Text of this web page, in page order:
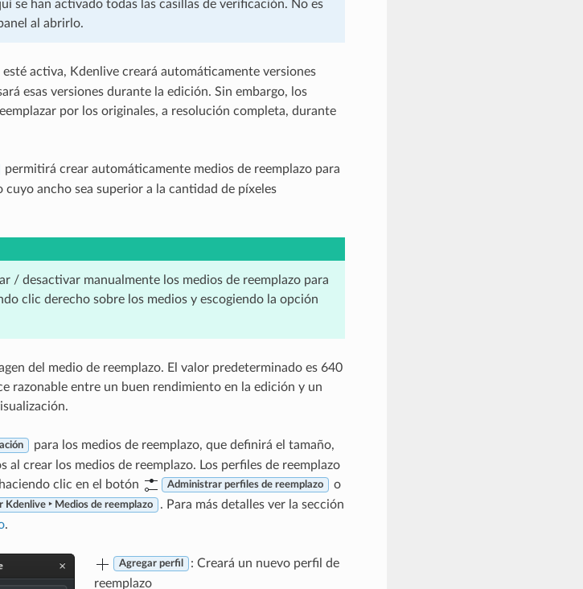
se han activado todas las casillas de verificación. No es
al abrirlo.
esté activa, Kdenlive creará automáticamente versiones
esas versiones durante la edición. Sin embargo, los
por los originales, a resolución completa, durante
permitirá crear automáticamente medios de reemplazo para
ancho sea superior a la cantidad de píxeles
/ desactivar manualmente los medios de reemplazo para
clic derecho sobre los medios y escogiendo la opción
del medio de reemplazo. El valor predeterminado es 640
razonable entre un buen rendimiento en la edición y un
para los medios de reemplazo, que definirá el tamaño,
al crear los medios de reemplazo. Los perfiles de reemplazo
clic en el botón
Administrar perfiles de reemplazo
o
Kdenlive ‣ Medios de reemplazo
. Para más detalles ver la sección
.
Agregar perfil
: Creará un nuevo perfil de
reemplazo